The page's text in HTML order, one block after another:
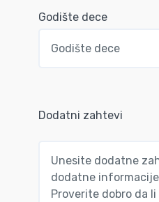
Godište dece
Dodatni zahtevi